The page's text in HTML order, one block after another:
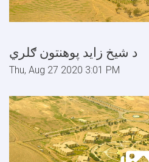
د شیخ زاید پوهنتون ګلري
Thu, Aug 27 2020 3:01 PM